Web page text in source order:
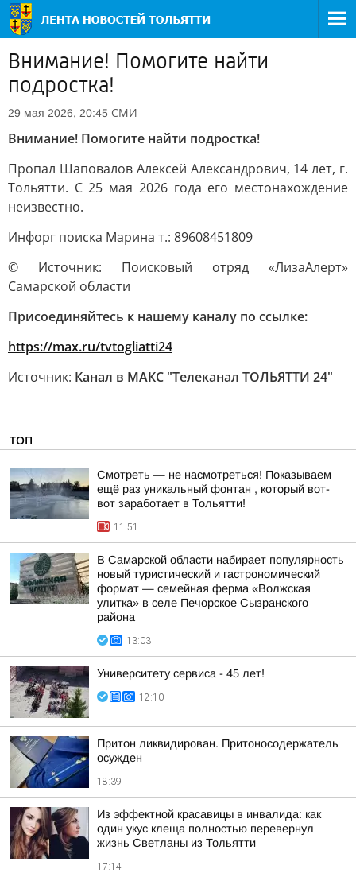
Внимание! Помогите найти
подростка!
29 мая 2026, 20:45 СМИ
Внимание! Помогите найти подростка!
Пропал Шаповалов Алексей Александрович, 14 лет, г.
Тольятти. С 25 мая 2026 года его местонахождение
неизвестно.
Инфорг поиска Марина т.: 89608451809
© Источник: Поисковый отряд «ЛизаАлерт»
Самарской области
Присоединяйтесь к нашему каналу по ссылке:
https://max.ru/tvtogliatti24
Источник: Канал в МАКС "Телеканал ТОЛЬЯТТИ 24"
ТОП
Смотреть — не насмотреться! Показываем
ещё раз уникальный фонтан , который вот-
вот заработает в Тольятти!
11:51
В Самарской области набирает популярность
новый туристический и гастрономический
формат — семейная ферма «Волжская
улитка» в селе Печорское Сызранского
района
13:03
Университету сервиса - 45 лет!
12:10
Притон ликвидирован. Притоносодержатель
осужден
18:39
Из эффектной красавицы в инвалида: как
один укус клеща полностью перевернул
жизнь Светланы из Тольятти
17:14